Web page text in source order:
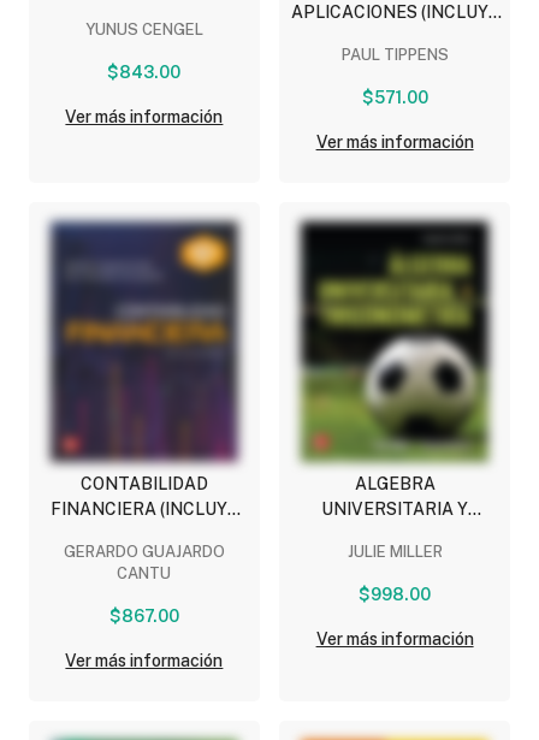
YUNUS CENGEL
$843.00
Ver más información
APLICACIONES (INCLUYE
PAUL TIPPENS
$571.00
Ver más información
CONTABILIDAD
FINANCIERA (INCLUYE
GERARDO GUAJARDO
CANTU
$867.00
Ver más información
ALGEBRA
UNIVERSITARIA Y
JULIE MILLER
$998.00
Ver más información